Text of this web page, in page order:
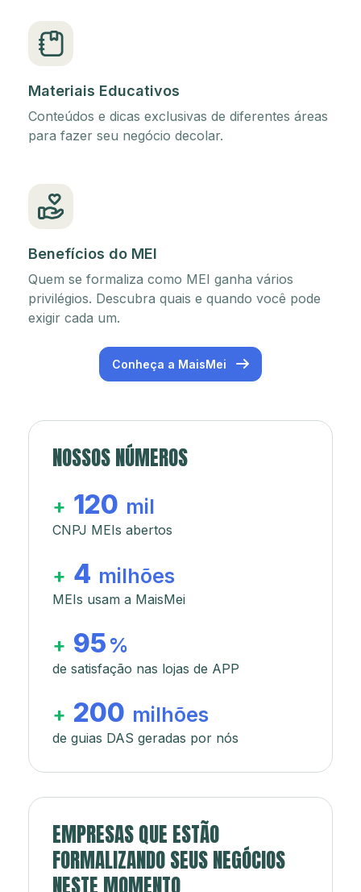
Materiais Educativos
Conteúdos e dicas exclusivas de diferentes áreas
para fazer seu negócio decolar.
Benefícios do MEI
Quem se formaliza como MEI ganha vários
privilégios. Descubra quais e quando você pode
exigir cada um.
Conheça a MaisMei
NOSSOS NÚMEROS
+ 120 mil
CNPJ MEIs abertos
+ 4 milhões
MEIs usam a MaisMei
+ 95 %
de satisfação nas lojas de APP
+ 200 milhões
de guias DAS geradas por nós
EMPRESAS QUE ESTÃO
FORMALIZANDO SEUS NEGÓCIOS
NESTE MOMENTO